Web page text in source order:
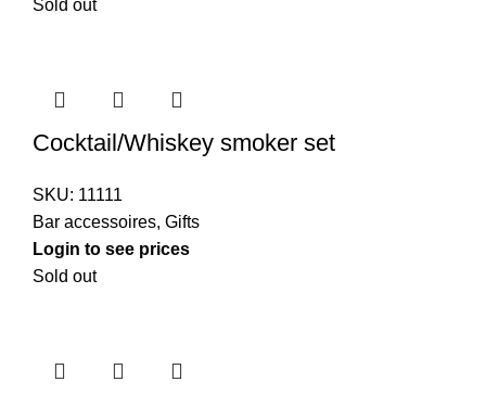
Sold out
Cocktail/Whiskey smoker set
SKU: 11111
Bar accessoires, Gifts
Login to see prices
Sold out